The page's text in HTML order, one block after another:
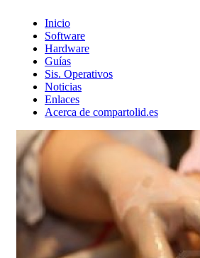
Inicio
Software
Hardware
Guías
Sis. Operativos
Noticias
Enlaces
Acerca de compartolid.es